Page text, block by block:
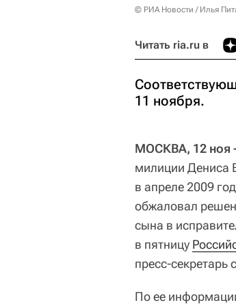
© РИА Новости / Илья
Читать ria.ru в
11 ноября.
МОСКВА, 12 ноя
милиции Дениса
в апреле 2009
обжаловал
сына в
в пятницу
пресс-секретарь
По ее